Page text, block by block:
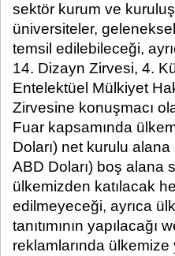
sektör kurum ve
üniversiteler,
temsil edilebileceği,
14. Dizayn Zirvesi, 4.
Entelektüel Mülkiyet
Zirvesine konuşmacı
Fuar kapsamında
Doları) net kurulu
ABD Doları) boş alana
ülkemizden katılacak
edilmeyeceği, ayrıca
tanıtımının
reklamlarında